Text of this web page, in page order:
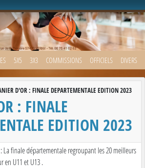
5X5 3X3 COMMISSIONS OFFICIELS DIVERS
D'OR : FINALE DEPARTEMENTALE EDITION 2023
: FINALE
EDITION 2023
La finale départementale regroupant les 20 meilleurs
en U11 et U13 .